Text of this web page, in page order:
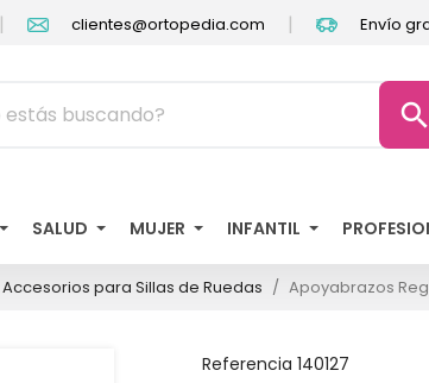
| clientes@ortopedia.com | Envío
search
SALUD MUJER INFANTIL
Accesorios para Sillas de Ruedas Apoyabrazos
Referencia 140127